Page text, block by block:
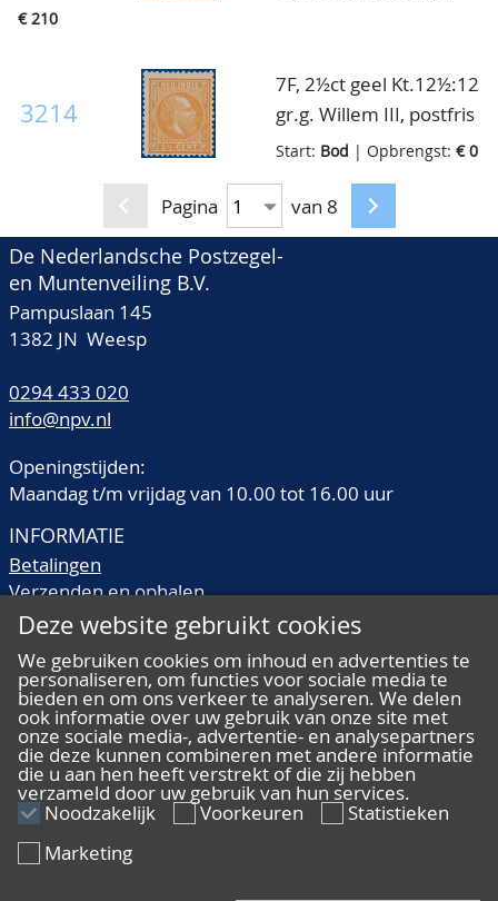
€ 210
3214
7F, 2½ct geel Kt.12½:12
gr.g. Willem III, postfris
met volledige originele
NKD
Start: Bod | Opbrengst: € 0
Pagina van 8
De Nederlandsche Postzegel-
en Muntenveiling B.V.
Pampuslaan 145
1382 JN Weesp
0294 433 020
info@npv.nl
Openingstijden:
Maandag t/m vrijdag van 10.00 tot 16.00 uur
INFORMATIE
Betalingen
Verzenden en ophalen
Veilingtermen
Kwaliteitsomschrijvingen
Veelgestelde vragen
ALGEMEEN
Algemene voorwaarden
Deze website gebruikt cookies
We gebruiken cookies om inhoud en advertenties te
personaliseren, om functies voor sociale media te
bieden en om ons verkeer te analyseren. We delen
ook informatie over uw gebruik van onze site met
onze sociale media-, advertentie- en analysepartners
die deze kunnen combineren met andere informatie
die u aan hen heeft verstrekt of die zij hebben
verzameld door uw gebruik van hun services.
Noodzakelijk Voorkeuren
Statistieken
Marketing